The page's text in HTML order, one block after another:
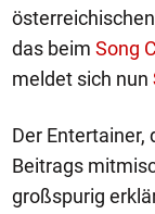
das beim Song
meldet sich nun
Der Entertainer,
Beitrags
großspurig